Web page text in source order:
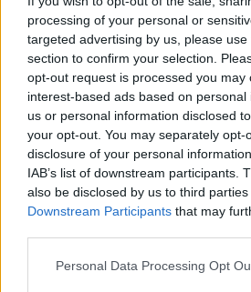
processing of your personal or
targeted advertising by us, please
section to confirm your selection.
opt-out request is processed you may
interest-based ads based on
us or personal information disclosed
your opt-out. You may separately opt-
disclosure of your personal
IAB’s list of downstream participants.
also be disclosed by us to third
Downstream Participants that may
Personal Data Processing Opt
5ημερη εκδρομή σε Προύσα -